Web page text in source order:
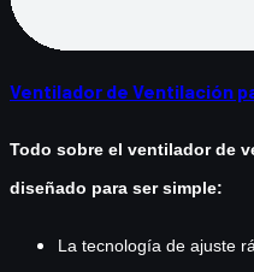
Ventilador de Ventilación
Todo sobre el ventilador de
diseñado para ser simple:
La tecnología de ajuste